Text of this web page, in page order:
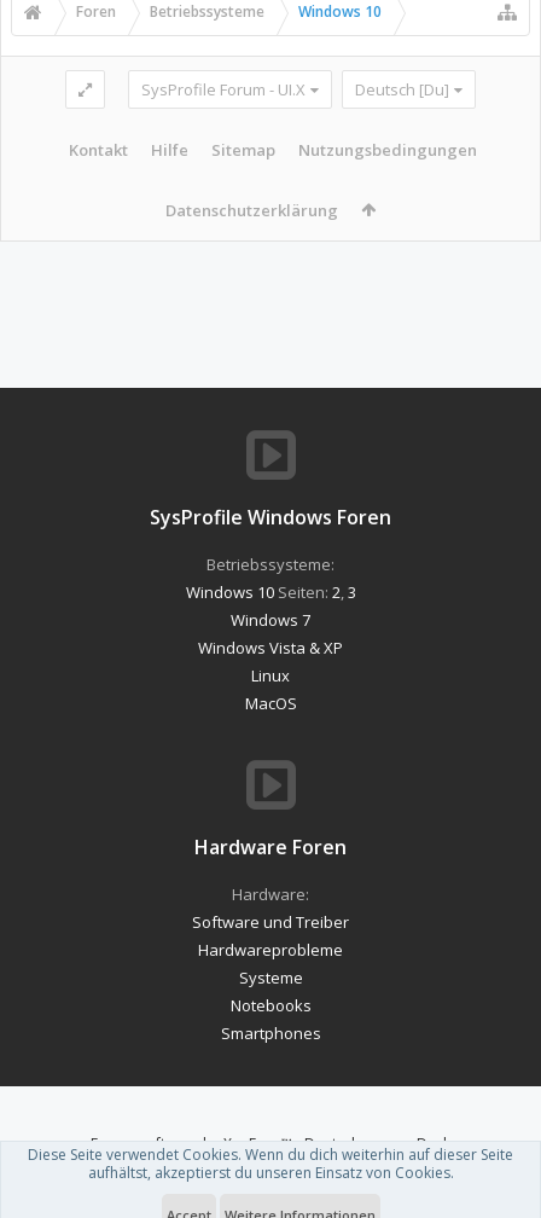
Foren Betriebssysteme Windows 10
SysProfile Forum - UI.X Deutsch [Du]
Kontakt Hilfe Sitemap Nutzungsbedingungen
Datenschutzerklärung
SysProfile Windows Foren
Betriebssysteme:
Windows 10Seiten: 2,3
Windows 7
Windows Vista & XP
Linux
MacOS
Hardware Foren
Hardware:
Software und Treiber
Hardwareprobleme
Systeme
Notebooks
Smartphones
Forum software by XenForo™-Deutsch von xenDach
Theme designed byThemeHouse .
Diese Seite verwendet Cookies. Wenn du dich weiterhin auf dieser Seite
aufhältst, akzeptierst du unseren Einsatz von Cookies.